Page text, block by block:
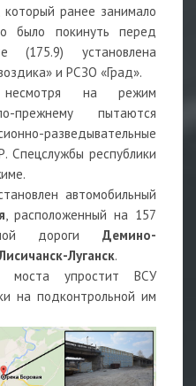
ранее занимало
было покинуть перед
(175.9) установлена
и РСЗО «Град».
несмотря на режим
прежнему пытаются
разведывательные
Спецслужбы республики
автомобильный
, расположенный на 157
дороги Демино-
Луганск.
моста упростит ВСУ
на подконтрольной им